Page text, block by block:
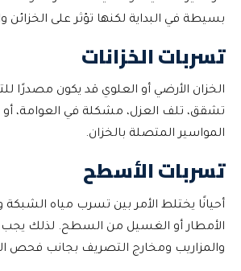
بسيطة في البداية لكنها تؤثر على الخزائن
تسربات الخزانات
الخزان الأرضي أو العلوي قد يكون مصدرًا
تشقق، تلف العزل، مشكلة في العوامة،
المواسير المتصلة بالخزان.
تسربات الأسطح
أحيانًا يختلط الأمر بين تسرب مياه
الأمطار أو الغسيل من السطح. لذلك
والمزاريب ومخارج التصريف بجانب فحص